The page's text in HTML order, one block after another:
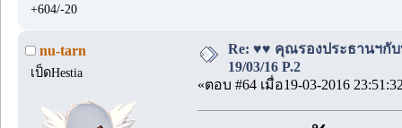
+604/-20
nu-tarn
เป็ดHestia
Re: ♥♥ คุณรองประธานฯกั
19/03/16 P.2
«ตอบ #64 เมื่อ19-03-2016